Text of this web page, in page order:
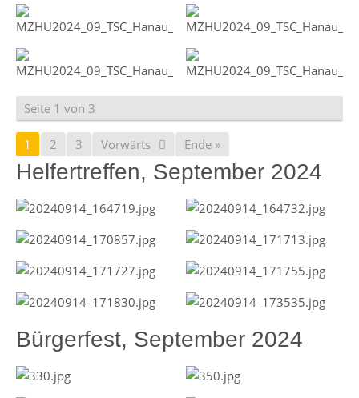
Seite 1 von 3
1 2 3 Vorwärts Ende »
Helfertreffen, September 2024
Bürgerfest, September 2024